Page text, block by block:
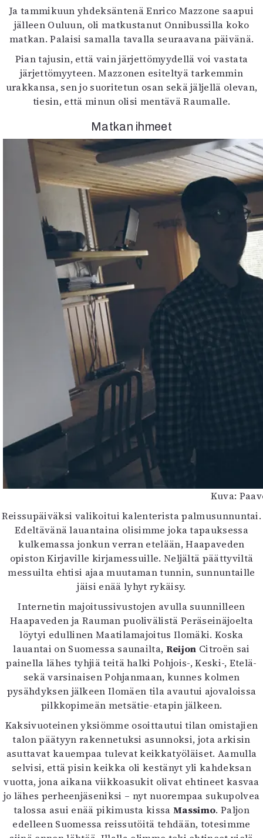
Ja tammikuun yhdeksäntenä Enrico Mazzone saapui
jälleen Ouluun, oli matkustanut Onnibussilla koko
matkan. Palaisi samalla tavalla seuraavana päivänä.
Pian tajusin, että vain järjettömyydellä voi vastata
järjettömyyteen. Mazzonen esiteltyä tarkemmin
urakkansa, sen jo suoritetun osan sekä jäljellä olevan,
tiesin, että minun olisi mentävä Raumalle.
Matkan ihmeet
Kuva:
Reissupäiväksi valikoitui kalenterista palmusunnuntai.
Edeltävänä lauantaina olisimme joka tapauksessa
kulkemassa jonkun verran etelään, Haapaveden
opiston Kirjaville kirjamessuille. Neljältä päättyviltä
messuilta ehtisi ajaa muutaman tunnin, sunnuntaille
jäisi enää lyhyt rykäisy.
Internetin majoitussivustojen avulla suunnilleen
Haapaveden ja Rauman puolivälistä Peräseinäjoelta
löytyi edullinen Maatilamajoitus Ilomäki. Koska
lauantai on Suomessa saunailta, Reijon Citroën sai
painella lähes tyhjiä teitä halki Pohjois-, Keski-, Etelä-
sekä varsinaisen Pohjanmaan, kunnes kolmen
pysähdyksen jälkeen Ilomäen tila avautui ajovaloissa
pilkkopimeän metsätie-etapin jälkeen.
Kaksivuoteinen yksiömme osoittautui tilan omistajien
talon päätyyn rakennetuksi asunnoksi, jota arkisin
asuttavat kauempaa tulevat keikkatyöläiset. Aamulla
selvisi, että pisin keikka oli kestänyt yli kahdeksan
vuotta, jona aikana viikkoasukit olivat ehtineet kasvaa
jo lähes perheenjäseniksi – nyt nuorempaa sukupolvea
talossa asui enää pikimusta kissaMassimo. Paljon
edelleen Suomessa reissutöitä tehdään, totesimme